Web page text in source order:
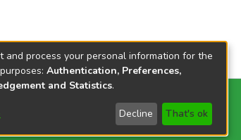
and process your personal information for the
Authentication, Preferences,
and Statistics.
Decline That's ok